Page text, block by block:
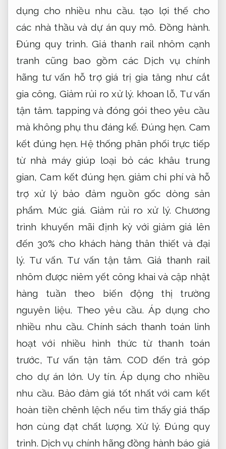
dụng cho nhiều nhu cầu. tạo lợi thế cho
các nhà thầu và dự án quy mô. Đồng hành.
Đúng quy trình. Giá thanh rail nhôm cạnh
tranh cũng bao gồm các Dịch vụ chính
hãng tư vấn hỗ trợ giá trị gia tăng như cắt
gia công, Giảm rủi ro xử lý. khoan lỗ, Tư vấn
tận tâm. tapping và đóng gói theo yêu cầu
mà không phụ thu đáng kể. Đúng hẹn. Cam
kết đúng hẹn. Hệ thống phân phối trực tiếp
từ nhà máy giúp loại bỏ các khâu trung
gian,Cam kết đúng hẹn. giảm chi phí và hỗ
trợ xử lý bảo đảm nguồn gốc dòng sản
phẩm. Mức giá. Giảm rủi ro xử lý. Chương
trình khuyến mãi định kỳ với giảm giá lên
đến 30% cho khách hàng thân thiết và đại
lý. Tư vấn. Tư vấn tận tâm. Giá thanh rail
nhôm được niêm yết công khai và cập nhật
hàng tuần theo biến động thị trường
nguyên liệu. Theo yêu cầu. Áp dụng cho
nhiều nhu cầu. Chính sách thanh toán linh
hoạt với nhiều hình thức từ thanh toán
trước, Tư vấn tận tâm. COD đến trả góp
cho dự án lớn. Uy tín. Áp dụng cho nhiều
nhu cầu. Bảo đảm giá tốt nhất với cam kết
hoàn tiền chênh lệch nếu tìm thấy giá thấp
hơn cùng đạt chất lượng. Xử lý. Đúng quy
trình. Dịch vụ chính hãng đồng hành báo giá